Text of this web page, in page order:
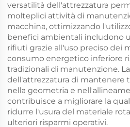
versatilità dell'attrezzatura
molteplici attività di
macchina, ottimizzando
benefici ambientali includono
rifiuti grazie all'uso preciso dei
consumo energetico inferiore
tradizionali di manutenzione.
dell'attrezzatura di mantenere
nella geometria e
contribuisce a migliorare la
ridurre l'usura del materiale
ulteriori risparmi operativi.